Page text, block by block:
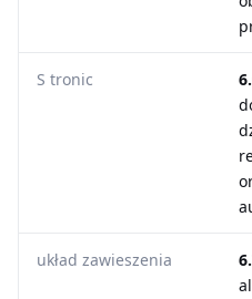
S tronic
układ zawieszenia